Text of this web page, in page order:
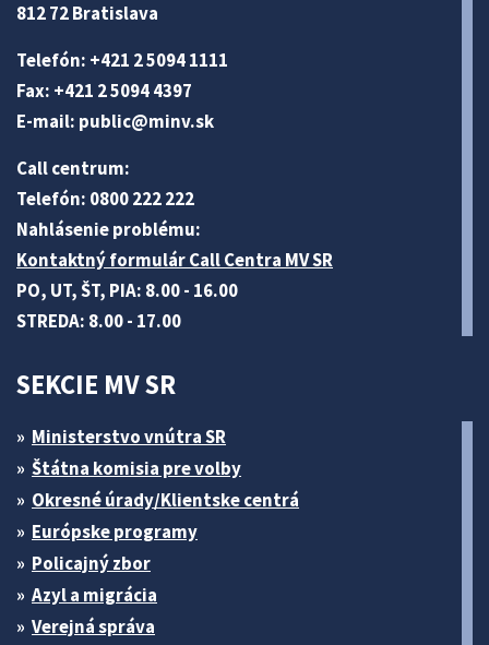
812 72 Bratislava
Telefón: +421 2 5094 1111
Fax: +421 2 5094 4397
E-mail: public@minv.sk
Call centrum:
Telefón: 0800 222 222
Nahlásenie problému:
Kontaktný formulár Call Centra MV SR
PO, UT, ŠT, PIA: 8.00 - 16.00
STREDA: 8.00 - 17.00
SEKCIE MV SR
Ministerstvo vnútra SR
Štátna komisia pre volby
Okresné úrady/Klientske centrá
Európske programy
Policajný zbor
Azyl a migrácia
Verejná správa